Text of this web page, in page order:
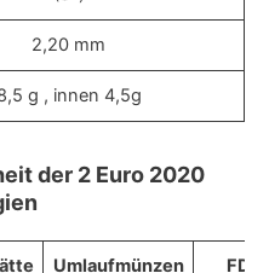
2,20 mm
g , innen 4,5g
der 2 Euro 2020
Umlaufmünzen